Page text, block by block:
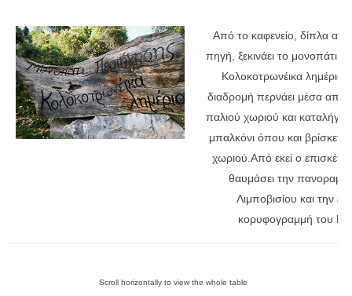
Από το καφενείο, δίπλα από
πηγή, ξεκινάει το μονοπάτι
Κολοκοτρωνέικα
διαδρομή περνάει μέσα από
παλιού χωριού και
μπαλκόνι όπου και
χωριού.Από εκεί ο
θαυμάσει την
Λιμποβισίου και την
κορυφογραμμή του